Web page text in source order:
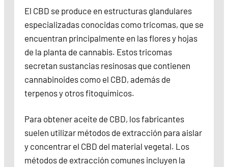
El CBD se produce en estructuras glandulares
especializadas conocidas como tricomas, que se
encuentran principalmente en las flores y hojas
de la planta de cannabis. Estos tricomas
secretan sustancias resinosas que contienen
cannabinoides como el CBD, además de
terpenos y otros fitoquímicos.
Para obtener aceite de CBD, los fabricantes
suelen utilizar métodos de extracción para aislar
y concentrar el CBD del material vegetal. Los
métodos de extracción comunes incluyen la